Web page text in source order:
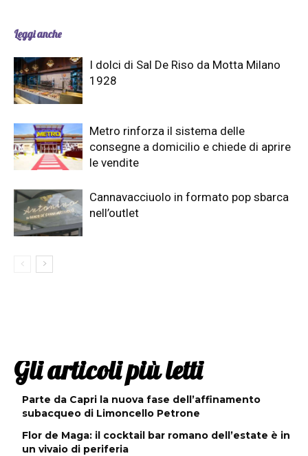
Leggi anche
I dolci di Sal De Riso da Motta Milano
1928
Metro rinforza il sistema delle
consegne a domicilio e chiede di aprire
le vendite
Cannavacciuolo in formato pop sbarca
nell’outlet
Gli articoli più letti
Parte da Capri la nuova fase dell’affinamento
subacqueo di Limoncello Petrone
Flor de Maga: il cocktail bar romano dell’estate è in
un vivaio di periferia